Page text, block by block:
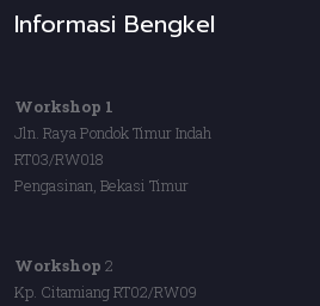
Informasi Bengkel
Workshop 1
Jln. Raya Pondok Timur Indah
RT03/RW018
Pengasinan, Bekasi Timur
Workshop 2
Kp. Citamiang RT02/RW09